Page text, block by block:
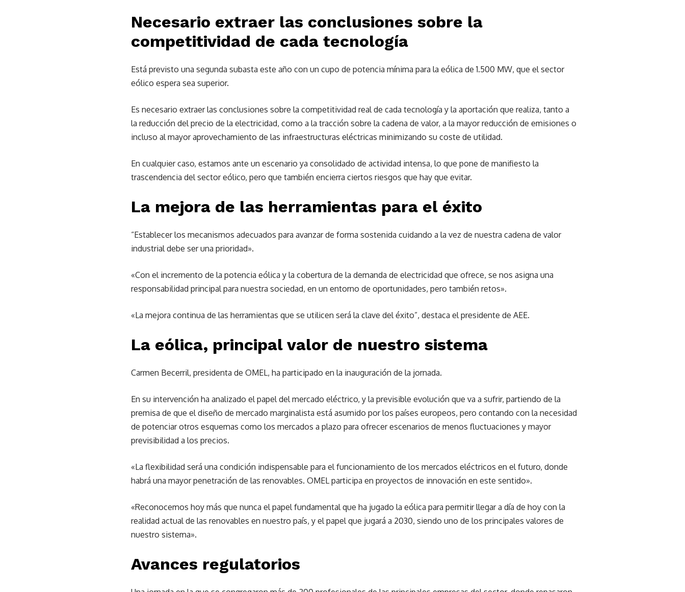
Necesario extraer las conclusiones sobre la
competitividad de cada tecnología
Está previsto una segunda subasta este año con un cupo de potencia mínima para la eólica de 1.500 MW, que el sector
eólico espera sea superior.
Es necesario extraer las conclusiones sobre la competitividad real de cada tecnología y la aportación que realiza, tanto a
la reducción del precio de la electricidad, como a la tracción sobre la cadena de valor, a la mayor reducción de emisiones o
incluso al mayor aprovechamiento de las infraestructuras eléctricas minimizando su coste de utilidad.
En cualquier caso, estamos ante un escenario ya consolidado de actividad intensa, lo que pone de manifiesto la
trascendencia del sector eólico, pero que también encierra ciertos riesgos que hay que evitar.
La mejora de las herramientas para el éxito
“Establecer los mecanismos adecuados para avanzar de forma sostenida cuidando a la vez de nuestra cadena de valor
industrial debe ser una prioridad».
«Con el incremento de la potencia eólica y la cobertura de la demanda de electricidad que ofrece, se nos asigna una
responsabilidad principal para nuestra sociedad, en un entorno de oportunidades, pero también retos».
«La mejora continua de las herramientas que se utilicen será la clave del éxito”, destaca el presidente de AEE.
La eólica, principal valor de nuestro sistema
Carmen Becerril, presidenta de OMEL, ha participado en la inauguración de la jornada.
En su intervención ha analizado el papel del mercado eléctrico, y la previsible evolución que va a sufrir, partiendo de la
premisa de que el diseño de mercado marginalista está asumido por los países europeos, pero contando con la necesidad
de potenciar otros esquemas como los mercados a plazo para ofrecer escenarios de menos fluctuaciones y mayor
previsibilidad a los precios.
«La flexibilidad será una condición indispensable para el funcionamiento de los mercados eléctricos en el futuro, donde
habrá una mayor penetración de las renovables. OMEL participa en proyectos de innovación en este sentido».
«Reconocemos hoy más que nunca el papel fundamental que ha jugado la eólica para permitir llegar a día de hoy con la
realidad actual de las renovables en nuestro país, y el papel que jugará a 2030, siendo uno de los principales valores de
nuestro sistema».
Avances regulatorios